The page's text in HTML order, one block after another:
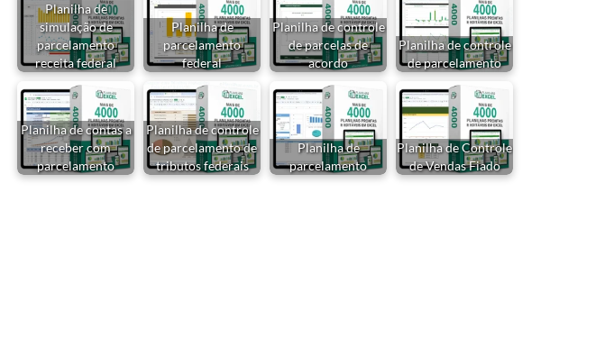
Planilha de
simulação de
parcelamento
receita federal
Planilha de
parcelamento
federal
Planilha de controle
de parcelas de
acordo
Planilha de controle
de parcelamento
Planilha de contas a
receber com
parcelamento
Planilha de controle
de parcelamento de
tributos federais
Planilha de
parcelamento
Planilha de Controle
de Vendas Fiado